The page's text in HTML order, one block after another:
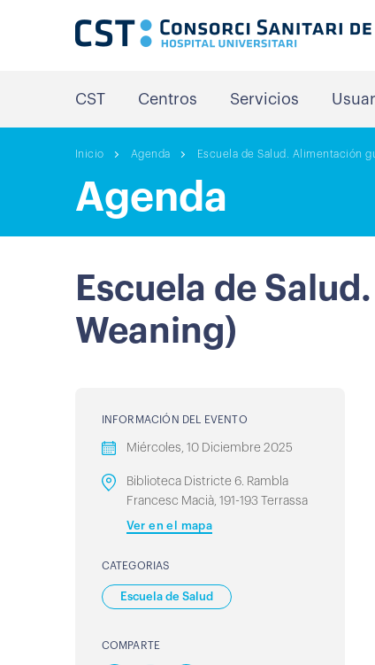
CST Centros Servicios
Inicio Agenda Escuela de Salud. Alimentación
Agenda
Escuela de
Weaning)
INFORMACIÓN DEL EVENTO
Miércoles, 10 Diciembre 2025
Biblioteca Districte 6. Rambla
Francesc Macià, 191-193 Terrassa
Ver en el mapa
CATEGORIAS
Escuela de Salud
COMPARTE